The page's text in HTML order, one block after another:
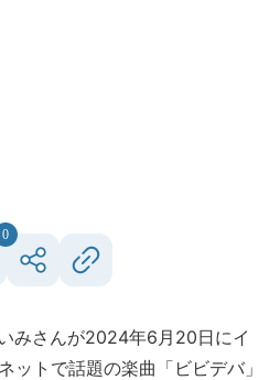
0
みさんが2024年6月20日にイ
ットで話題の楽曲「ビビデバ」